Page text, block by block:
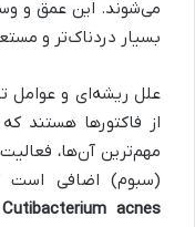
می‌شوند. این عمق و
بسیار دردناک‌تر و
علل ریشه‌ای و
از فاکتورها هستند
مهم‌ترین آن‌ها،
(سبوم) اضافی است
Cutibacterium acnes